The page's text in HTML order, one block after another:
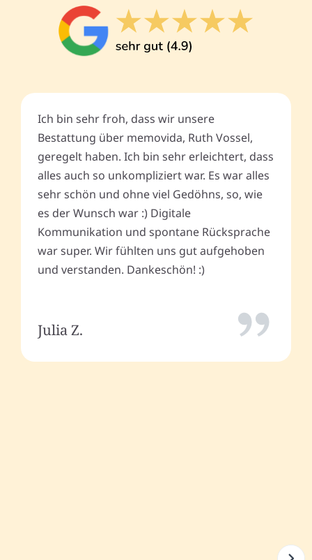
Ich bin sehr froh, dass wir unsere
Bestattung über memovida, Ruth Vossel,
geregelt haben. Ich bin sehr erleichtert, dass
alles auch so unkompliziert war. Es war alles
sehr schön und ohne viel Gedöhns, so, wie
es der Wunsch war :) Digitale
Kommunikation und spontane Rücksprache
war super. Wir fühlten uns gut aufgehoben
und verstanden. Dankeschön! :)
Julia Z.